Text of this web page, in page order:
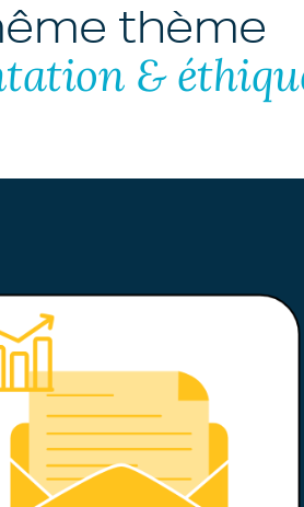
thème
&